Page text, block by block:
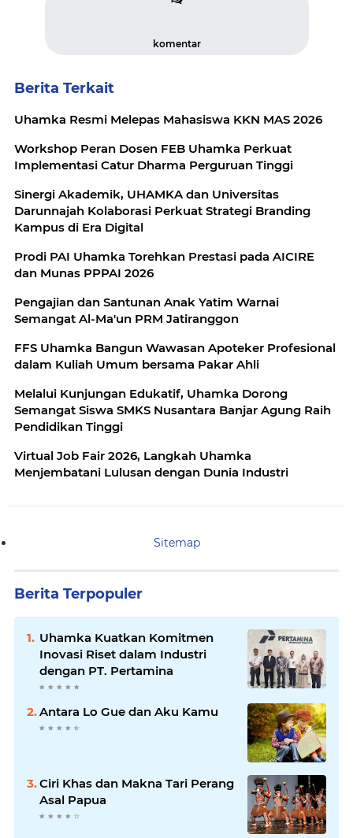
komentar
Berita Terkait
Uhamka Resmi Melepas Mahasiswa KKN MAS 2026
Workshop Peran Dosen FEB Uhamka Perkuat
Implementasi Catur Dharma Perguruan Tinggi
Sinergi Akademik, UHAMKA dan Universitas
Darunnajah Kolaborasi Perkuat Strategi Branding
Kampus di Era Digital
Prodi PAI Uhamka Torehkan Prestasi pada AICIRE
dan Munas PPPAI 2026
Pengajian dan Santunan Anak Yatim Warnai
Semangat Al-Ma'un PRM Jatiranggon
FFS Uhamka Bangun Wawasan Apoteker Profesional
dalam Kuliah Umum bersama Pakar Ahli
Melalui Kunjungan Edukatif, Uhamka Dorong
Semangat Siswa SMKS Nusantara Banjar Agung Raih
Pendidikan Tinggi
Virtual Job Fair 2026, Langkah Uhamka
Menjembatani Lulusan dengan Dunia Industri
Sitemap
Berita Terpopuler
Uhamka Kuatkan Komitmen
Inovasi Riset dalam Industri
dengan PT. Pertamina
Antara Lo Gue dan Aku Kamu
Ciri Khas dan Makna Tari Perang
Asal Papua